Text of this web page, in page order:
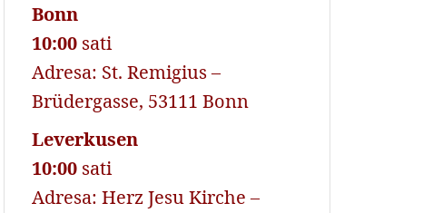
Bonn
10:00 sati
Adresa: St. Remigius –
Brüdergasse, 53111 Bonn
Leverkusen
10:00 sati
Adresa: Herz Jesu Kirche –